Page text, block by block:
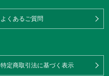
よくあるご質問
特定商取引法に基づく表示